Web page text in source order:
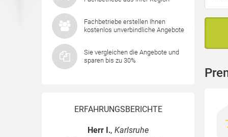
Fachbetriebe erstellen Ihnen
kostenlos unverbindliche Angebote
Sie vergleichen die Angebote und
sparen bis zu 30%
ERFAHRUNGSBERICHTE
Herr I., Karlsruhe